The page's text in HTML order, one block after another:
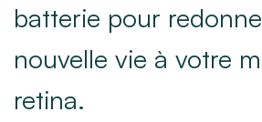
batterie pour
nouvelle vie à votre
retina.